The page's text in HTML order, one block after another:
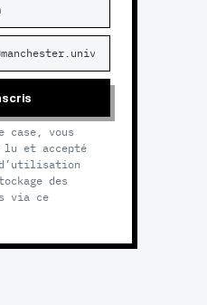
case, vous
lu et accepté
des
via ce